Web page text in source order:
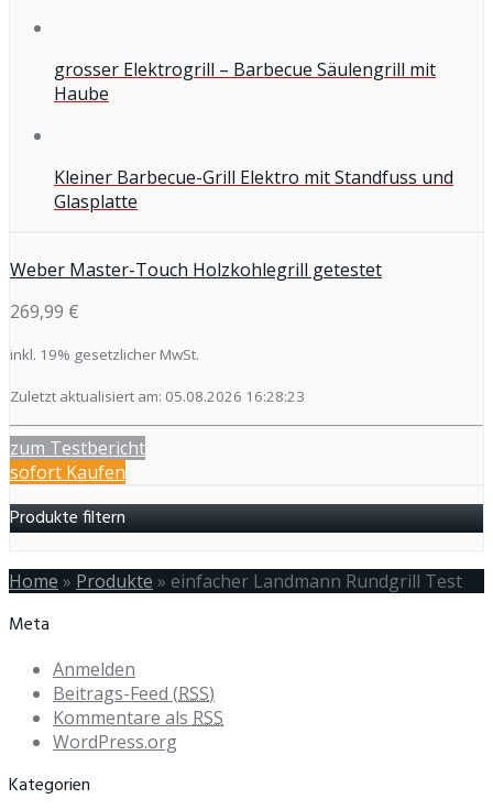
grosser Elektrogrill – Barbecue Säulengrill mit
Haube
Kleiner Barbecue-Grill Elektro mit Standfuss und
Glasplatte
Weber Master-Touch Holzkohlegrill getestet
269,99 €
inkl. 19% gesetzlicher MwSt.
Zuletzt aktualisiert am: 05.08.2026 16:28:23
zum Testbericht
sofort Kaufen
Produkte filtern
Home » Produkte » einfacher Landmann Rundgrill Test
Meta
Anmelden
Beitrags-Feed (RSS)
Kommentare als RSS
WordPress.org
Kategorien